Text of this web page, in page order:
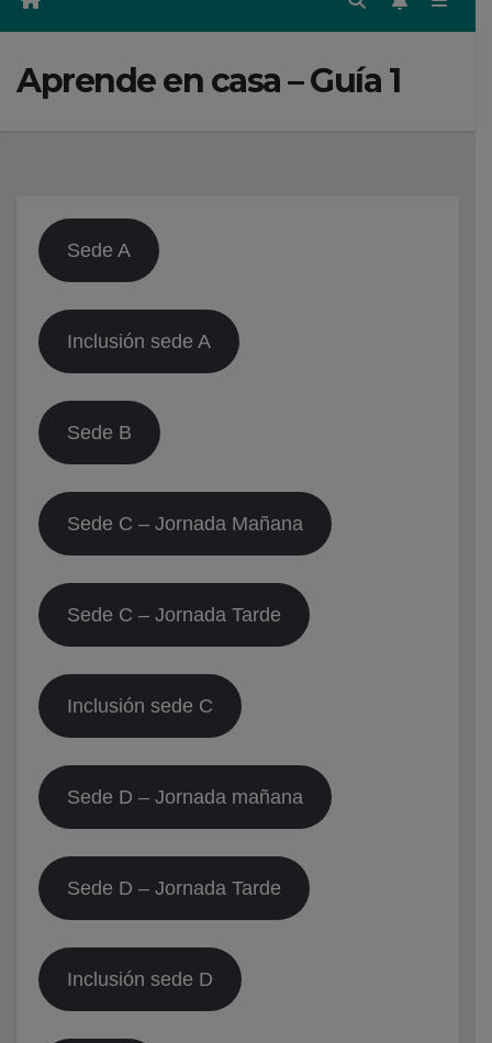
Aprende en casa – Guía 1
Sede A
Inclusión sede A
Sede B
Sede C – Jornada Mañana
Sede C – Jornada Tarde
Inclusión sede C
Sede D – Jornada mañana
Sede D – Jornada Tarde
Inclusión sede D